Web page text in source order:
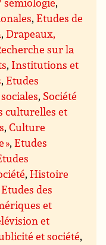
,Etudes de
,Drapeaux,
sur la
, Institutions et
,Etudes
, Société
culturelles et
,Culture
»,Etudes
,Histoire
Etudes des
et
et
et société,